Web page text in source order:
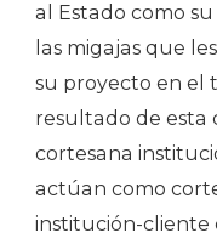
al Estado como
las migajas que
su proyecto en el
resultado de esta
cortesana
actúan como
institución-cliente